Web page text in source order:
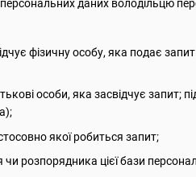
даних володільцю
фізичну особу, яка подає
особи, яка засвідчує запит;
якої робиться запит;
чи розпорядника цієї бази